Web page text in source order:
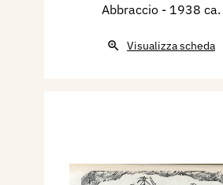
Abbraccio - 1938 ca.
Visualizza scheda